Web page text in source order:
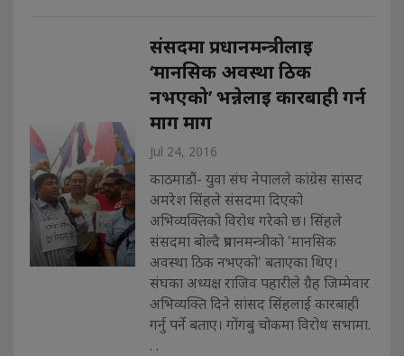
संसदमा प्रधानमन्त्रीलाइ
‘मानसिक अवस्था ठिक
नभएको’ भन्नेलाइ कारबाही गर्न
माग माग
Jul 24, 2016
काठमाडौं- युवा संघ नेपालले कांग्रेस सांसद
अमरेश सिंहले संसदमा दिएको
अभिव्यक्तिको विरोध गरेको छ। सिंहले
संसदमा बोल्दै प्रधानमन्त्रीको 'मानसिक
अवस्था ठिक नभएको' बताएका थिए।
संघका अध्यक्ष राजिव पहारीले ग्रैह जिम्मेवार
अभिव्यक्ति दिने सांसद सिंहलाई कारबाही
गर्नु पर्ने बताए। गोंगबु चोकमा विरोध सभामा.
. .